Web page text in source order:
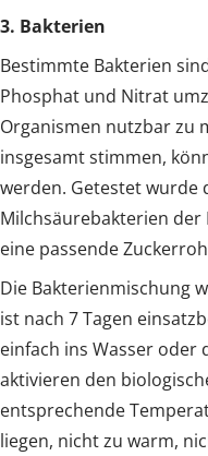
3. Bakterien
Bestimmte Bakterien
Phosphat und Nitrat
Organismen nutzbar zu
insgesamt stimmen,
werden. Getestet wurde
Milchsäurebakterien der
eine passende
Die Bakterienmischung
ist nach 7 Tagen
einfach ins Wasser oder
aktivieren den
entsprechende
liegen, nicht zu warm,